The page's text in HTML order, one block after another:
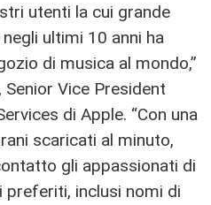
utenti la cui grande
ultimi 10 anni ha
di musica al mondo,”
Senior Vice President
di Apple. “Con una
scaricati al minuto,
gli appassionati di
inclusi nomi di